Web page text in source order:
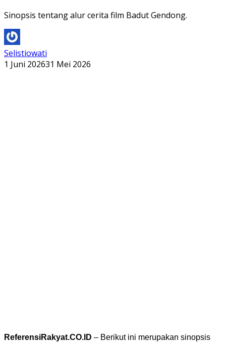
Sinopsis tentang alur cerita film Badut Gendong.
Selistiowati
1 Juni 202631 Mei 2026
ReferensiRakyat.CO.ID – Berikut ini merupakan sinopsis